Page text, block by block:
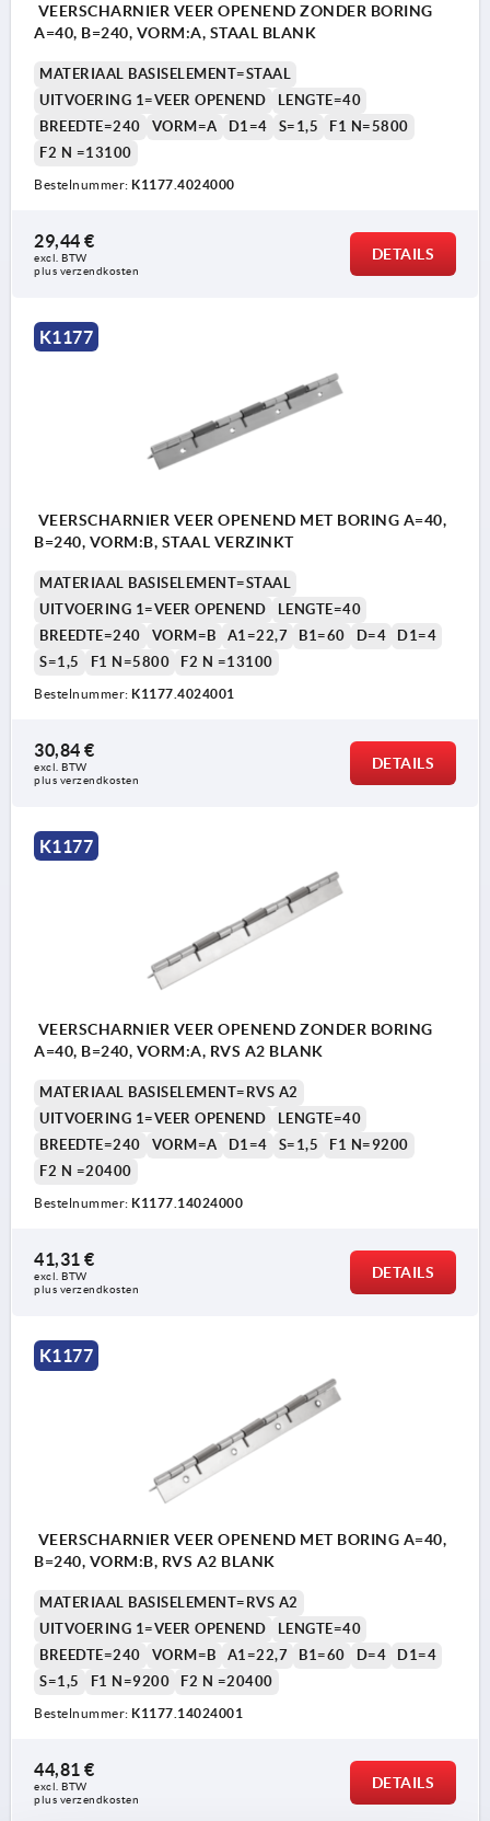
VEERSCHARNIER VEER OPENEND ZONDER BORING
A=40, B=240, VORM:A, STAAL BLANK
MATERIAAL BASISELEMENT=STAAL
UITVOERING 1=VEER OPENEND
LENGTE=40
BREEDTE=240
VORM=A D1=4 S=1,5
F1 N=5800
F2 N =13100
Bestelnummer: K1177.4024000
29,44 €
excl. BTW
plus verzendkosten
DETAILS
K1177
VEERSCHARNIER VEER OPENEND MET BORING A=40,
B=240, VORM:B, STAAL VERZINKT
MATERIAAL BASISELEMENT=STAAL
UITVOERING 1=VEER OPENEND
LENGTE=40
BREEDTE=240
VORM=B A1=22,7 B1=60 D=4
D1=4
S=1,5
F1 N=5800 F2 N =13100
Bestelnummer: K1177.4024001
30,84 €
excl. BTW
plus verzendkosten
DETAILS
K1177
VEERSCHARNIER VEER OPENEND ZONDER BORING
A=40, B=240, VORM:A, RVS A2 BLANK
MATERIAAL BASISELEMENT=RVS A2
UITVOERING 1=VEER OPENEND
LENGTE=40
BREEDTE=240
VORM=A D1=4 S=1,5
F1 N=9200
F2 N =20400
Bestelnummer: K1177.14024000
41,31 €
excl. BTW
plus verzendkosten
DETAILS
K1177
VEERSCHARNIER VEER OPENEND MET BORING A=40,
B=240, VORM:B, RVS A2 BLANK
MATERIAAL BASISELEMENT=RVS A2
UITVOERING 1=VEER OPENEND
LENGTE=40
BREEDTE=240
VORM=B A1=22,7 B1=60 D=4
D1=4
S=1,5
F1 N=9200 F2 N =20400
Bestelnummer: K1177.14024001
44,81 €
excl. BTW
plus verzendkosten
DETAILS